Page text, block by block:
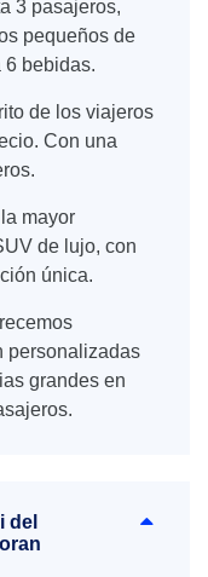
3 pasajeros,
pequeños de
6 bebidas.
de los viajeros
Con una
mayor
de lujo, con
única.
personalizadas
grandes en
del